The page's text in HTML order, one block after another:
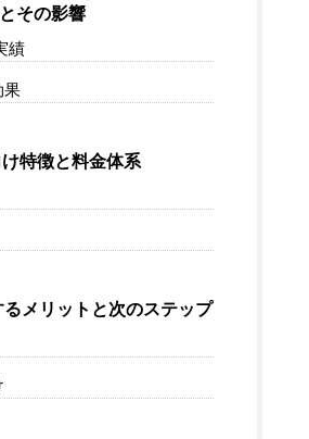
その影響
績
果
特徴と料金体系
メリットと次のステップ